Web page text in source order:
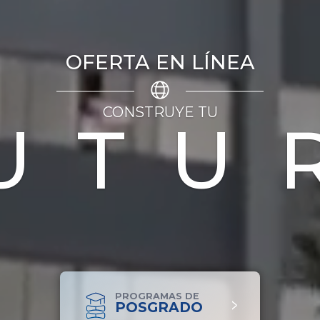
OFERTA EN LÍNEA
CONSTRUYE TU
PROGRAMAS DE
POSGRADO >